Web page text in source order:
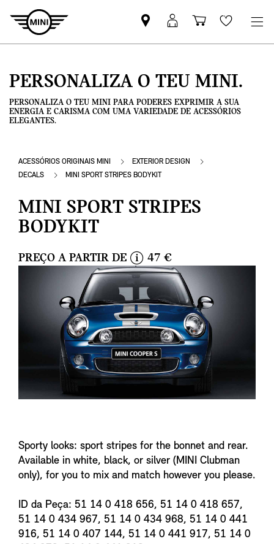
Pesquisar
parceiro
Iniciar
sessão
Carrinho
de
Wishlist
PERSONALIZA O TEU MINI.
PERSONALIZA O TEU MINI PARA PODERES EXPRIMIR A SUA
ENERGIA E CARISMA COM UMA VARIEDADE DE ACESSÓRIOS
ELEGANTES.
ACESSÓRIOS ORIGINAIS MINI
EXTERIOR DESIGN
DECALS
MINI SPORT STRIPES BODYKIT
MINI SPORT STRIPES
BODYKIT
PREÇO A PARTIR DE
i
n
f
o
47 €
Sporty looks: sport stripes for the bonnet and rear.
Available in white, black, or silver (MINI Clubman
only), for you to mix and match however you please.
ID da Peça: 51 14 0 418 656, 51 14 0 418 657,
51 14 0 434 967, 51 14 0 434 968, 51 14 0 441
916, 51 14 0 407 144, 51 14 0 441 917, 51 14 0